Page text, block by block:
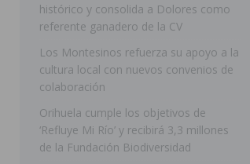
[ 07/08/2026 ] Torrevieja
[ 07/08/2026 ] Raiguero de
[ 07/08/2026 ]
[ 07/08/2026 ] Benferri ya se
histórico y consolida a Dolores como
referente ganadero de la CV
Los Montesinos refuerza su apoyo a la
cultura local con nuevos convenios de
colaboración
Orihuela cumple los objetivos de
‘Refluye Mi Río’ y recibirá 3,3 millones
de la Fundación Biodiversidad